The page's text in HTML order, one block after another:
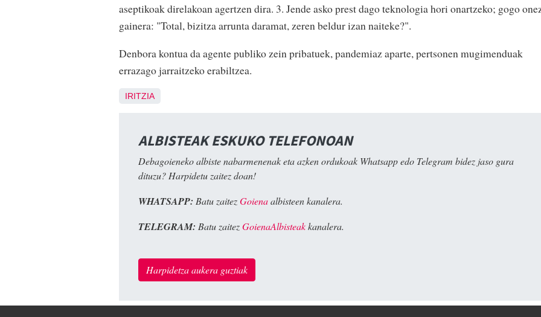
aseptikoak direlakoan agertzen dira. 3. Jende asko prest dago teknologia hori onartzeko; gogo
gainera: "Total, bizitza arrunta daramat, zeren beldur izan naiteke?".
Denbora kontua da agente publiko zein pribatuek, pandemiaz aparte, pertsonen mugimenduak
errazago jarraitzeko erabiltzea.
IRITZIA
ALBISTEAK ESKUKO TELEFONOAN
Debagoieneko albiste nabarmenenak eta azken ordukoak Whatsapp edo Telegram bidez jaso gura
dituzu? Harpidetu zaitez doan!
WHATSAPP: Batu zaitezGoienaalbisteen kanalera.
TELEGRAM: Batu zaitezGoienaAlbisteakkanalera.
Harpidetza aukera guztiak